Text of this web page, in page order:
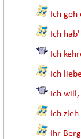
Ich
Ich
Ich
Ich
Ich
Ich
Ihr